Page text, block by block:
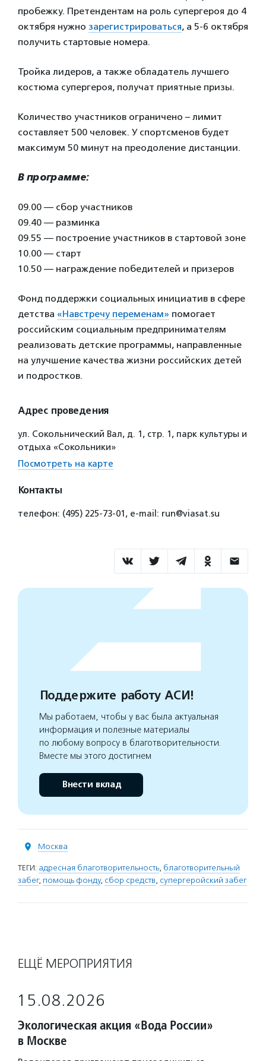
пробежку. Претендентам на роль супергероя до 4
октября нужно зарегистрироваться, а 5-6 октября
получить стартовые номера.
Тройка лидеров, а также обладатель лучшего
костюма супергероя, получат приятные призы.
Количество участников ограничено – лимит
составляет 500 человек. У спортсменов будет
максимум 50 минут на преодоление дистанции.
В программе:
09.00 — сбор участников
09.40 — разминка
09.55 — построение участников в стартовой зоне
10.00 — старт
10.50 — награждение победителей и призеров
Фонд поддержки социальных инициатив в сфере
детства «Навстречу переменам» помогает
российским социальным предпринимателям
реализовать детские программы, направленные
на улучшение качества жизни российских детей
и подростков.
Адрес проведения
ул. Сокольнический Вал, д. 1, стр. 1, парк культуры и
отдыха «Сокольники»
Посмотреть на карте
Контакты
телефон: (495) 225-73-01, e-mail: run@viasat.su
Поддержите работу АСИ!
Мы работаем, чтобы у вас была актуальная
информация и полезные материалы
по любому вопросу в благотворительности.
Вместе мы этого достигнем
Внести вклад
Москва
ТЕГИ: адресная благотворительность, благотворительный
забег, помощь фонду, сбор средств, супергеройский забег
ЕЩЁ МЕРОПРИЯТИЯ
15.08.2026
Экологическая акция «Вода России»
в Москве